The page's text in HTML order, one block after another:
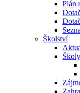
Plán
Školství
Školy